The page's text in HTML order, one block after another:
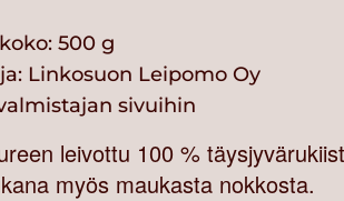
500 g
Linkosuon Leipomo Oy
sivuihin
leivottu 100 %
myös maukasta nokkosta.